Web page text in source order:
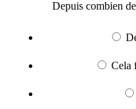
Depuis combien
Cela